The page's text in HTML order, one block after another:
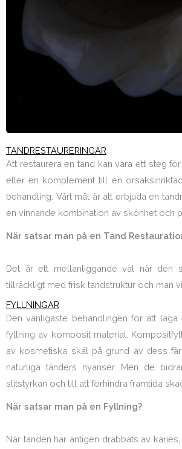
TANDRESTAURERINGAR
Att restaurera en tand kan vara ett steg
eller en komplement till en
behandling. Vårt mål är att erbjuda en
en vinnande kombination av skönhet och
När satsar man på en Tand
Det är ett mellanliggande val när den
tillräckligt med frisk tandstruktur och man
FYLLNINGAR
Den vanligaste behandlingen för att
fyllning av komposit material.
av kosmetiska skäl på grund av dess
naturliga tänders nyanser. Men de
slitstyrkan och till att förhindra framtida
När satsar man på en Fyllning?
När tanden har antigen drabbats av